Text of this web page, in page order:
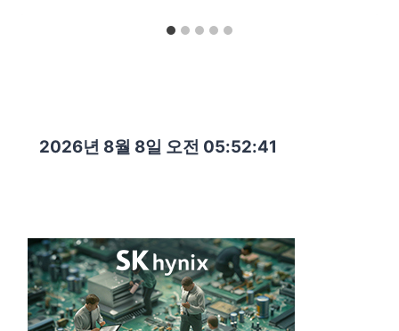
2026년 8월 8일 오전 05:52:42